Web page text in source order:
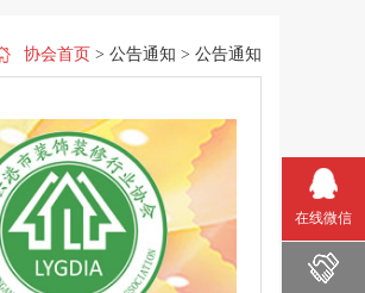
协会首页 > 公告通知 > 公告通知
在线微信